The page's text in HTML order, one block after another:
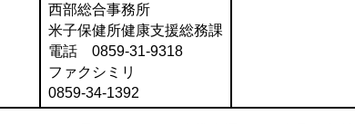
西部総合事務所
米子保健所健康支援総務課
電話 0859-31-9318
ファクシミリ
0859-34-1392